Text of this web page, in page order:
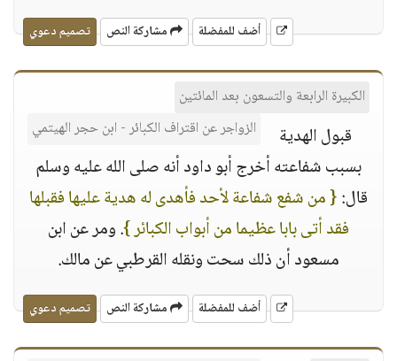
أضف للمفضلة مشاركة النص تصميم دعوي
الكبيرة الرابعة والتسعون بعد المائتين
الزواجر عن اقتراف الكبائر - ابن حجر الهيتمي
قبول الهدية
بسبب شفاعته أخرج أبو داود أنه صلى الله عليه وسلم
قال:{ من شفع شفاعة لأحد فأهدى له هدية عليها فقبلها
فقد أتى بابا عظيما من أبواب الكبائر }. ومر عن ابن
مسعود أن ذلك سحت ونقله القرطبي عن مالك.
أضف للمفضلة مشاركة النص تصميم دعوي